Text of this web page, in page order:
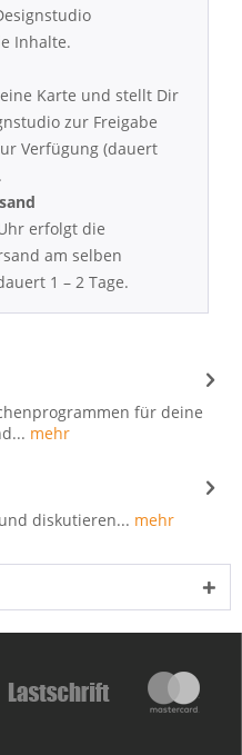
Inhalte.
Karte und stellt Dir
zur Freigabe
Verfügung (dauert
erfolgt die
am selben
1 – 2 Tage.
für deine
mehr
diskutieren... mehr